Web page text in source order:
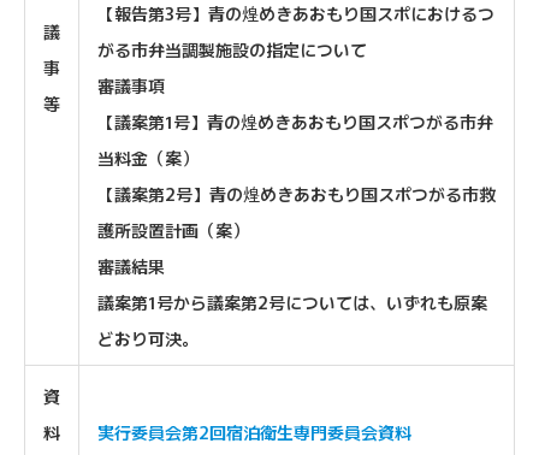
議
事
等
【報告第3号】青の煌めきあおもり国スポにおけるつ
がる市弁当調製施設の指定について
審議事項
【議案第1号】青の煌めきあおもり国スポつがる市弁
当料金（案）
【議案第2号】青の煌めきあおもり国スポつがる市救
護所設置計画（案）
審議結果
議案第1号から議案第2号については、いずれも原案
どおり可決。
資
料
実行委員会第2回宿泊衛生専門委員会資料